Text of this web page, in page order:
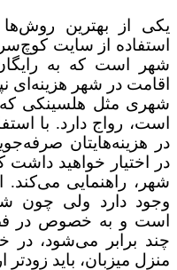
یکی از بهترین
استفاده از سایت
شهر است که به
اقامت در شهر هزینه‌ای
شهری مثل هلسینکی که
است، رواج دارد. با
در هزینه‌هایتان
در اختیار خواهید
شهر، راهنمایی می‌کند.
وجود دارد ولی چون
است و به خصوص در
چند برابر می‌شود، در
منزل میزبان، باید زودتر